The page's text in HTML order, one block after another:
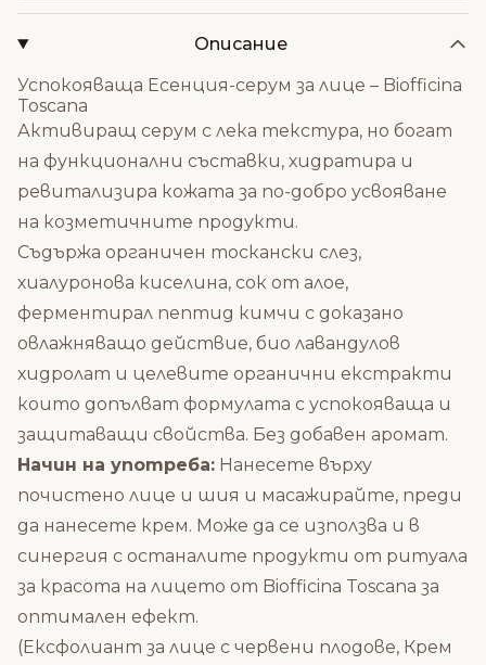
Описание
Успокояваща Есенция-серум за лице – Biofficina
Toscana
Активиращ серум с лека текстура, но богат
на функционални съставки, хидратира и
ревитализира кожата за по-добро усвояване
на козметичните продукти.
Съдържа органичен тоскански слез,
хиалуронова киселина, сок от алое,
ферментирал пептид кимчи с доказано
овлажняващо действие, био лавандулов
хидролат и целевите органични екстракти
които допълват формулата с успокояваща и
защитаващи свойства. Без добавен аромат.
Начин на употреба: Нанесете върху
почистено лице и шия и масажирайте, преди
да нанесете крем. Може да се използва и в
синергия с останалите продукти от ритуала
за красота на лицето от Biofficina Toscana за
оптимален ефект.
(Ексфолиант за лице с червени плодове, Крем